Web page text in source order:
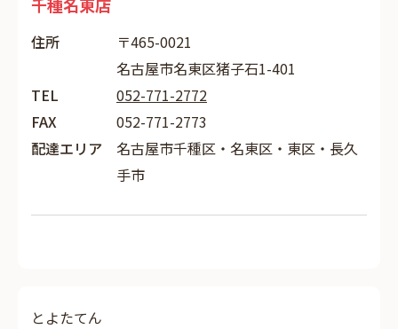
住所
〒465-0021
名古屋市名東区猪子石1-401
TEL
052-771-2772
FAX
052-771-2773
配達エリア
名古屋市千種区・名東区・東区・長久
手市
とよたてん